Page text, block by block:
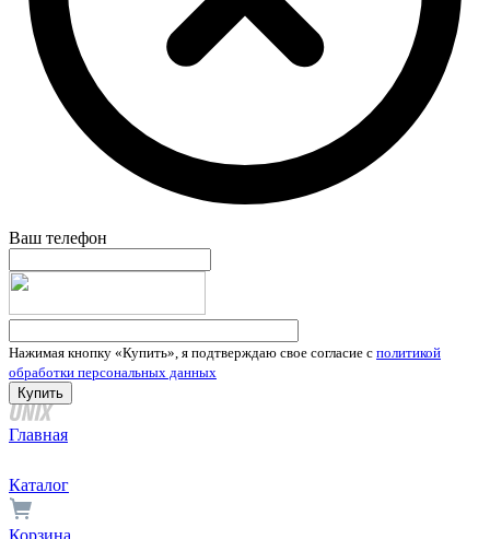
Ваш телефон
Нажимая кнопку «Купить», я подтверждаю свое согласие с политикой
обработки персональных данных
Главная
Каталог
Корзина